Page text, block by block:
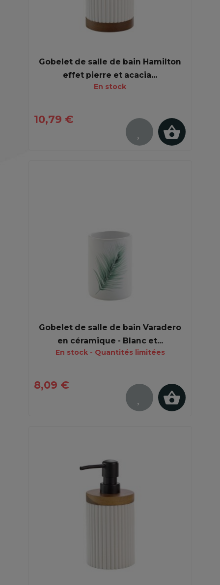
Gobelet de salle de bain Hamilton
effet pierre et acacia...
En stock
10,79 €
Gobelet de salle de bain Varadero
en céramique - Blanc et...
En stock - Quantités limitées
8,09 €